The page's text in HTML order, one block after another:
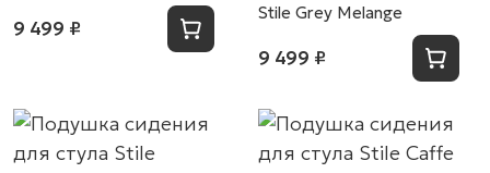
9 499 ₽
Stile Grey Melange
9 499 ₽